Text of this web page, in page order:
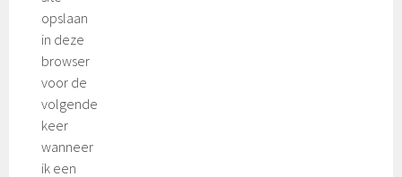
opslaan
in deze
browser
voor de
volgende
keer
wanneer
ik een